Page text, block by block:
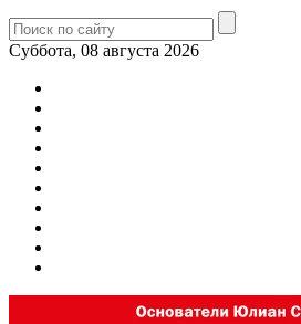
Суббота, 08 августа 2026